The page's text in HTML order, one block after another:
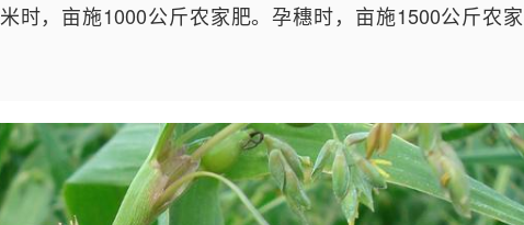
时，亩施1000公斤农家肥。孕穗时，亩施1500公斤农家